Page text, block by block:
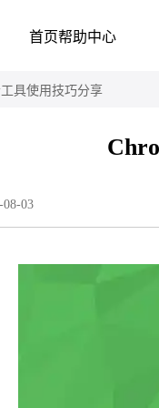
首页帮助中心
具使用技巧分享
08-03